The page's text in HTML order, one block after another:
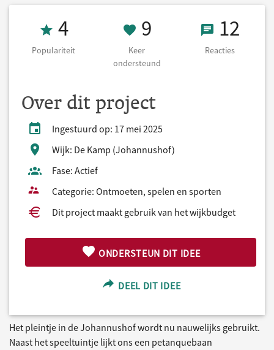
Populariteit 4
4
Populariteit
9 Keer
9
Keer
ondersteund
1212
Reacties
Over dit project
Ingestuurd op: 17 mei 2025
Wijk: De Kamp (Johannushof)
Fase: Actief
Categorie: Ontmoeten, spelen en sporten
Dit project maakt gebruik van het wijkbudget
ONDERSTEUN DIT IDEE
DEEL DIT IDEE
Het pleintje in de Johannushof wordt nu nauwelijks gebruikt.
Naast het speeltuintje lijkt ons een petanquebaan